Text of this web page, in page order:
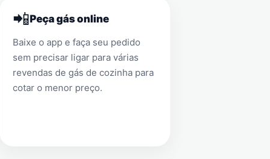
📲Peça gás online
Baixe o app e faça seu pedido
sem precisar ligar para várias
revendas de gás de cozinha para
cotar o menor preço.